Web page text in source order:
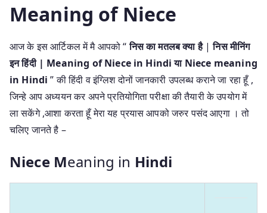
Meaning of Niece
आज के इस आर्टिकल में मै आपको “निस का मतलब क्या है|निस मीनिंग
इन हिंदी | Meaning of Niece in Hindi या Niece meaning
in Hindi ” की हिंदी व इंग्लिश दोनों जानकारी उपलब्ध कराने जा रहा हूँ ,
जिन्हे आप अध्ययन कर अपने प्रतियोगिता परीक्षा की तैयारी के उपयोग में
ला सकेंगे ,आशा करता हूँ मेरा यह प्रयास आपको जरुर पसंद आएगा । तो
चलिए जानते है –
Niece Meaning in Hindi